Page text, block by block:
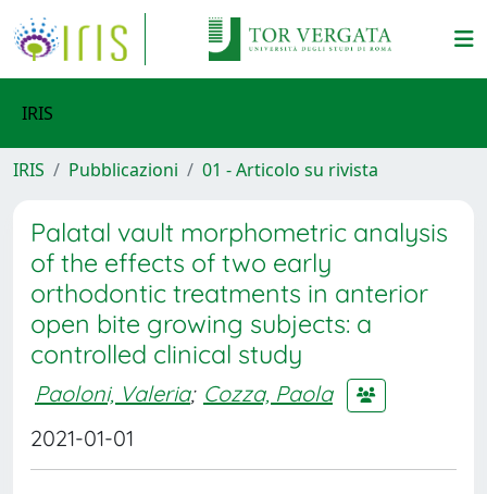
IRIS
IRIS Pubblicazioni 01 - Articolo su rivista
Palatal vault morphometric analysis
of the effects of two early
orthodontic treatments in anterior
open bite growing subjects: a
controlled clinical study
Paoloni, Valeria; Cozza, Paola
2021-01-01